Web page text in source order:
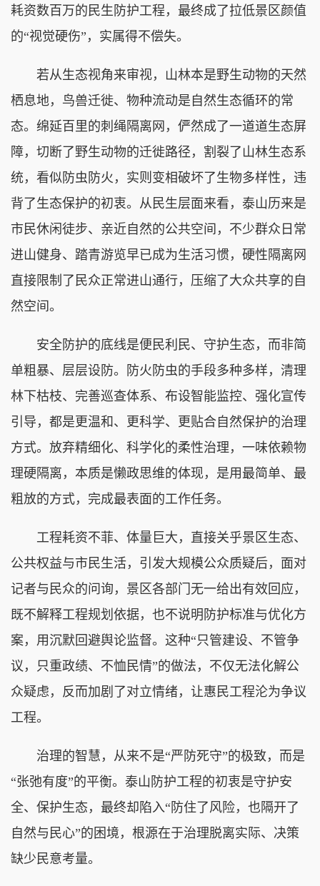
耗资数百万的民生防护工程，最终成了拉低景区颜值
的“视觉硬伤”，实属得不偿失。
若从生态视角来审视，山林本是野生动物的天然
栖息地，鸟兽迁徙、物种流动是自然生态循环的常
态。绵延百里的刺绳隔离网，俨然成了一道道生态屏
障，切断了野生动物的迁徙路径，割裂了山林生态系
统，看似防虫防火，实则变相破坏了生物多样性，违
背了生态保护的初衷。从民生层面来看，泰山历来是
市民休闲徒步、亲近自然的公共空间，不少群众日常
进山健身、踏青游览早已成为生活习惯，硬性隔离网
直接限制了民众正常进山通行，压缩了大众共享的自
然空间。
安全防护的底线是便民利民、守护生态，而非简
单粗暴、层层设防。防火防虫的手段多种多样，清理
林下枯枝、完善巡查体系、布设智能监控、强化宣传
引导，都是更温和、更科学、更贴合自然保护的治理
方式。放弃精细化、科学化的柔性治理，一味依赖物
理硬隔离，本质是懒政思维的体现，是用最简单、最
粗放的方式，完成最表面的工作任务。
工程耗资不菲、体量巨大，直接关乎景区生态、
公共权益与市民生活，引发大规模公众质疑后，面对
记者与民众的问询，景区各部门无一给出有效回应，
既不解释工程规划依据，也不说明防护标准与优化方
案，用沉默回避舆论监督。这种“只管建设、不管争
议，只重政绩、不恤民情”的做法，不仅无法化解公
众疑虑，反而加剧了对立情绪，让惠民工程沦为争议
工程。
治理的智慧，从来不是“严防死守”的极致，而是
“张弛有度”的平衡。泰山防护工程的初衷是守护安
全、保护生态，最终却陷入“防住了风险，也隔开了
自然与民心”的困境，根源在于治理脱离实际、决策
缺少民意考量。